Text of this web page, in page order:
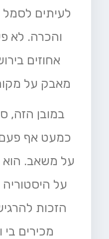
לעיתים
והכרה. לא
אחוזים
מאבק על
במובן הזה,
כמעט אף פעם
על משאב. הוא
על
הזכות
מכירים